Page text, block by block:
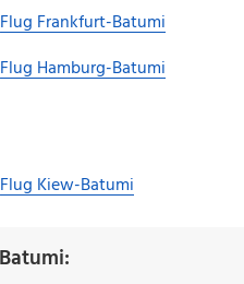
Flug Frankfurt-Batumi
Flug Hamburg-Batumi
Flug Kiew-Batumi